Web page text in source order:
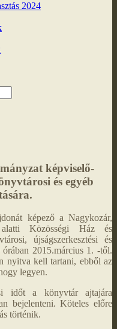
2024
képviselő-
és egyéb
képező a Nagykozár,
Közösségi Ház és
újságszerkesztési és
2015.március 1. -től.
nyitva kell tartani, ebből az
legyen.
időt a könyvtár ajtajára
bejelenteni. Köteles előre
történik.